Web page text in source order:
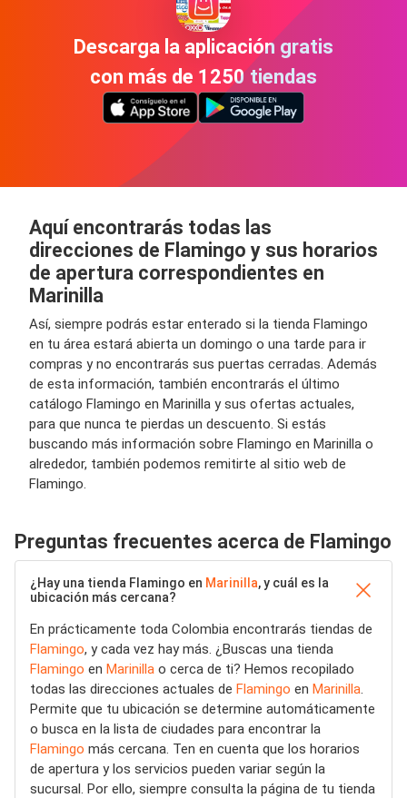
Descarga la aplicación gratis
con más de 1250 tiendas
Aquí encontrarás todas las
direcciones de Flamingo y sus horarios
de apertura correspondientes en
Marinilla
Así, siempre podrás estar enterado si la tienda Flamingo
en tu área estará abierta un domingo o una tarde para ir
compras y no encontrarás sus puertas cerradas. Además
de esta información, también encontrarás el último
catálogo Flamingo en Marinilla y sus ofertas actuales,
para que nunca te pierdas un descuento. Si estás
buscando más información sobre Flamingo en Marinilla o
alrededor, también podemos remitirte al sitio web de
Flamingo.
Preguntas frecuentes acerca de Flamingo
¿Hay una tienda Flamingo en Marinilla, y cuál es la
ubicación más cercana?
En prácticamente toda Colombia encontrarás tiendas de
Flamingo, y cada vez hay más. ¿Buscas una tienda
Flamingo en Marinilla o cerca de ti? Hemos recopilado
todas las direcciones actuales de Flamingo en Marinilla.
Permite que tu ubicación se determine automáticamente
o busca en la lista de ciudades para encontrar la
Flamingo más cercana. Ten en cuenta que los horarios
de apertura y los servicios pueden variar según la
sucursal. Por ello, siempre consulta la página de tu tienda